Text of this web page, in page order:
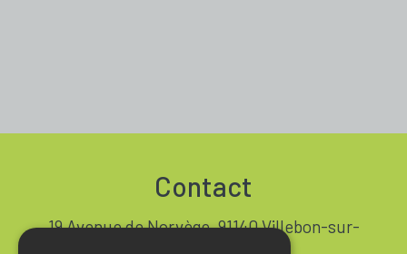
Contact
19 Avenue de Norvège, 91140 Villebon-sur-